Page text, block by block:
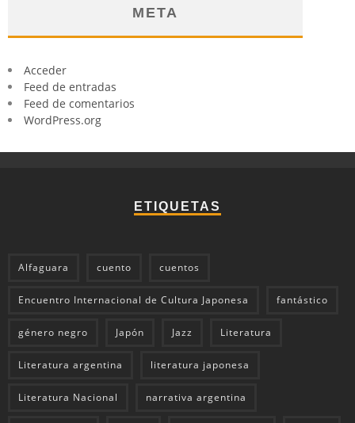
META
Acceder
Feed de entradas
Feed de comentarios
WordPress.org
ETIQUETAS
Alfaguara cuento cuentos
Encuentro Internacional de Cultura Japonesa fantástico
género negro Japón Jazz Literatura
Literatura argentina literatura japonesa
Literatura Nacional narrativa argentina